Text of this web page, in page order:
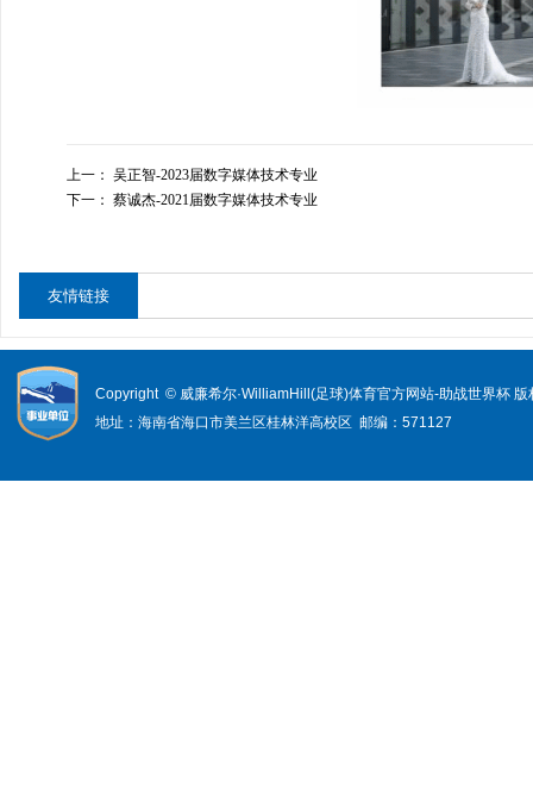
上一： 吴正智-2023届数字媒体技术专业
下一： 蔡诚杰-2021届数字媒体技术专业
友情链接
Copyright © 威廉希尔·WilliamHill(足球)体育官方网站-助战世界杯
地址：海南省海口市美兰区桂林洋高校区 邮编：571127